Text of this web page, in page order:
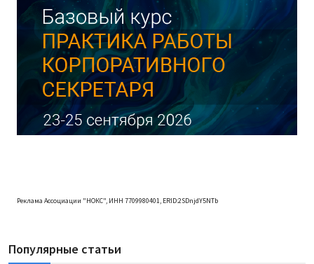
Реклама Ассоциации "НОКС", ИНН 7709980401, ERID:2SDnjdY5NTb
Популярные статьи